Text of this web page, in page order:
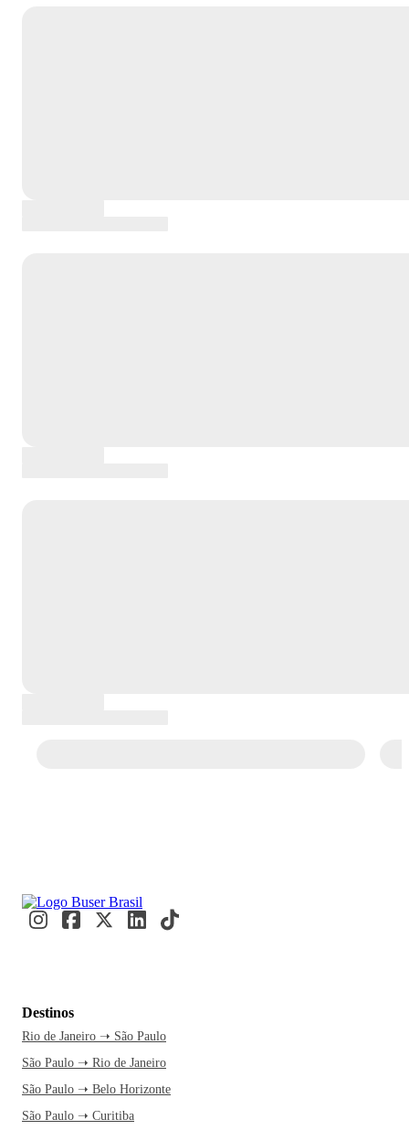
Destinos
Rio de Janeiro ➝ São Paulo
São Paulo ➝ Rio de Janeiro
São Paulo ➝ Belo Horizonte
São Paulo ➝ Curitiba